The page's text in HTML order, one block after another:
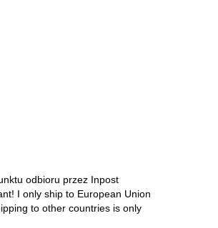
odbioru przez Inpost
I only ship to European Union
to other countries is only